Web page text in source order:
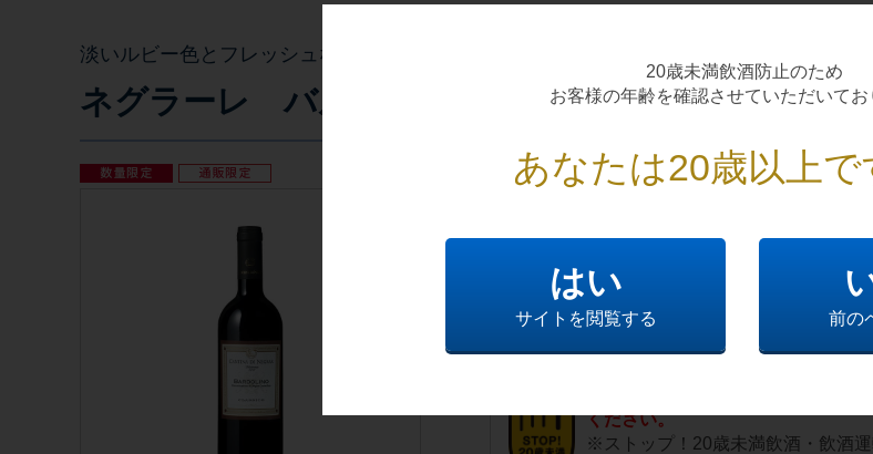
淡いルビー色とフレッシュな果実の香り、まろやかな口当たりの赤ワイン
ネグラーレ バルドリーノ・クラッシコ
平均お気に入り度
バルドリーノ・クラッシコは、ヴェネト州の
されたコルヴィーナを主体に造られる、軽や
まろやかな口当たりです。
※20歳未満の飲酒は法律で禁止さ
ください。
※ストップ！20歳未満飲酒・飲酒
20歳未満飲酒防止のため
お客様の年齢を確認させていただいてお
あなたは20歳以上で
はい
サイトを閲覧する 前の